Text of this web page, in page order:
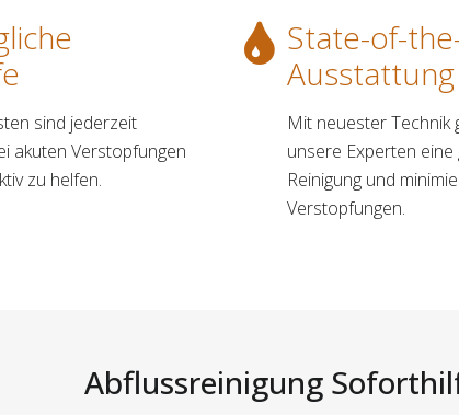
sind jederzeit
akuten Verstopfungen
zu helfen.
State-of-
Ausstattung
Mit neuester Technik
unsere Experten eine
Reinigung und
Verstopfungen.
Abflussreinigung